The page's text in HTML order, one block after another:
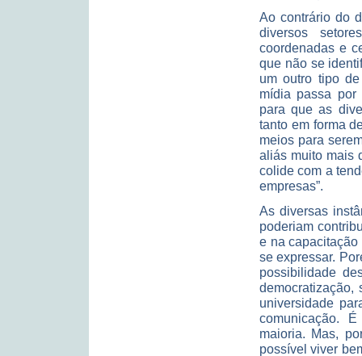
Ao contrário do
diversos
coordenadas e
que não se
um outro tipo
mídia passa por
para que as
tanto em forma
meios para
aliás muito mais
colide com a
empresas”.
As diversas
poderiam
e na
se expressar.
possibilidade
universidade
comunicação.
maioria. Mas,
possível viver